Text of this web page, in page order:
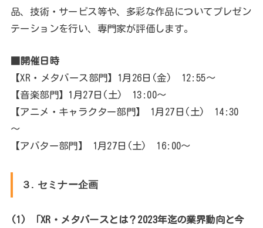
品、技術・サービス等や、多彩な作品についてプレゼン
テーションを行い、専門家が評価します。
■開催日時
【XR・メタバース部門】1月26日(金) 12:55～
【音楽部門】1月27日(土) 13:00～
【アニメ・キャラクター部門】 1月27日(土) 14:30
～
【アバター部門】 1月27日(土) 16:00～
３. セミナー企画
(1) 「XR・メタバースとは？2023年迄の業界動向と今